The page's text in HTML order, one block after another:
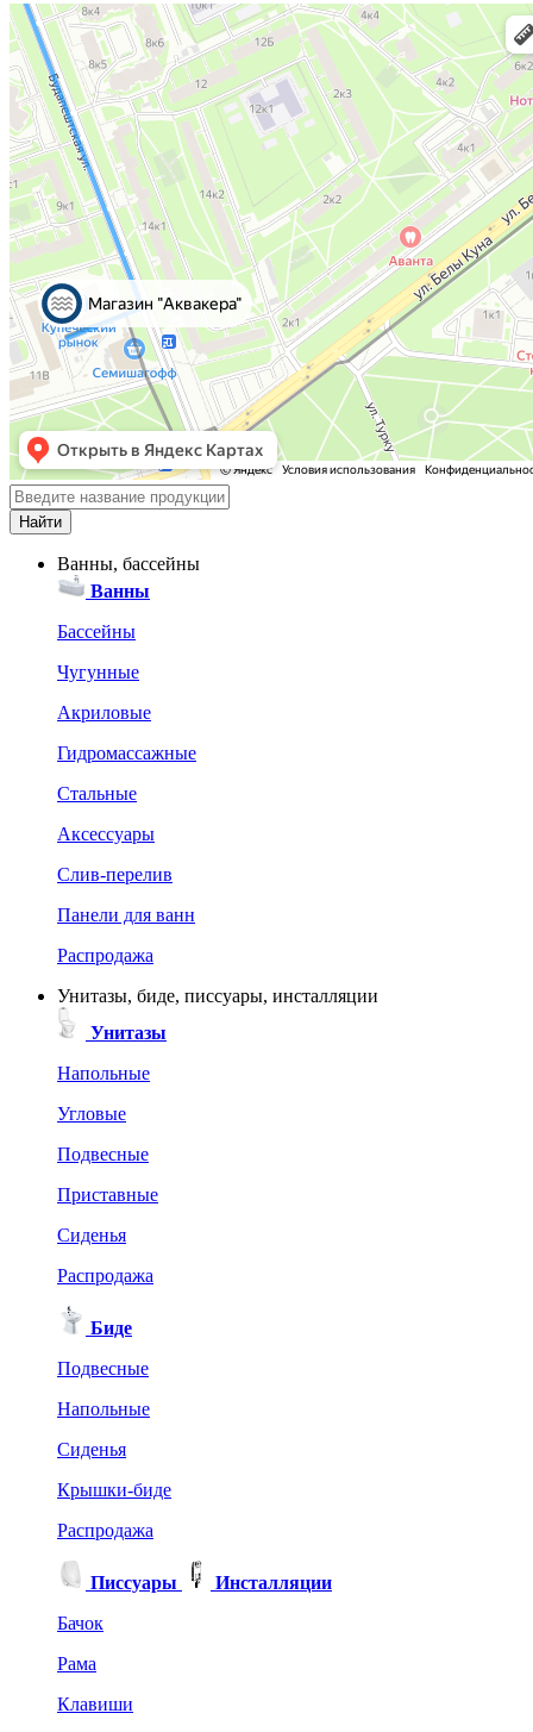
Ванны, бассейны
Ванны
Бассейны
Чугунные
Акриловые
Гидромассажные
Стальные
Аксессуары
Слив-перелив
Панели для ванн
Распродажа
Унитазы, биде, писсуары, инсталляции
Унитазы
Напольные
Угловые
Подвесные
Приставные
Сиденья
Распродажа
Биде
Подвесные
Напольные
Сиденья
Крышки-биде
Распродажа
Писсуары
Инсталляции
Бачок
Рама
Клавиши